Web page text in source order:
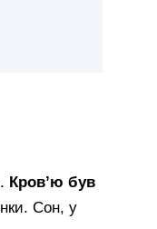
Кров’ю був
Сон, у